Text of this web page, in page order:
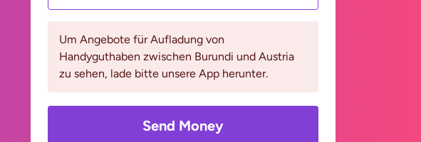
Um Angebote für Aufladung von
Handyguthaben zwischen Burundi und Austria
zu sehen, lade bitte unsere App herunter.
Send Money